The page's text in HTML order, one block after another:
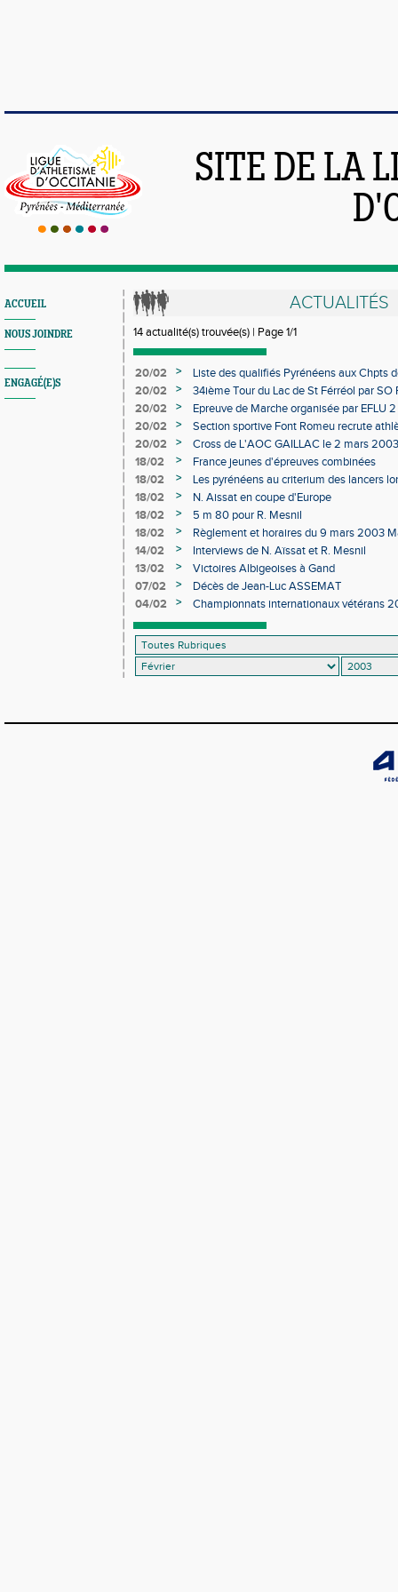
SITE DE LA
ACCUEIL
NOUS JOINDRE
ENGAGÉ(E)S
ACTUALITÉS
14 actualité(s) trouvée(s) | Page 1/1
20/02 >
Liste des qualifiés Pyrénéens aux Chpts
Ferrand du 28/02 au 02/03
20/02 >
34ième Tour du Lac de St Férréol par
20/02
>
Epreuve de Marche organisée par EFLU
20/02
>
Section sportive Font Romeu recrute
20/02
>
Cross de L'AOC GAILLAC le 2 mars 2003
18/02
>
France jeunes d'épreuves combinées
18/02
>
Les pyrénéens au criterium des lancers
18/02
>
N. Aissat en coupe d'Europe
18/02
>
5 m 80 pour R. Mesnil
18/02
>
Règlement et horaires du 9 mars 2003
toutes catégories
14/02 >
Interviews de N. Aïssat et R. Mesnil
13/02
>
Victoires Albigeoises à Gand
07/02
>
Décès de Jean-Luc ASSEMAT
04/02
> Championnats internationaux vétérans